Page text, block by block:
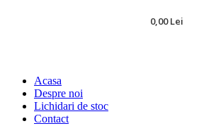
0,00Lei
Acasa
Despre noi
Lichidari de stoc
Contact